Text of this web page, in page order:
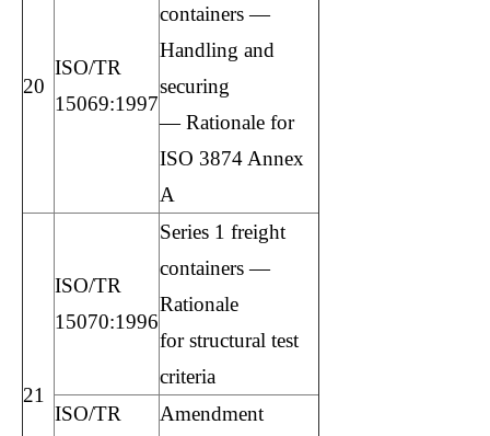
20
ISO/TR
15069:1997
containers —
Handling and
securing
— Rationale for
ISO 3874 Annex
A
21
ISO/TR
15070:1996
Series 1 freight
containers —
Rationale
for structural test
criteria
ISO/TR
Amendment